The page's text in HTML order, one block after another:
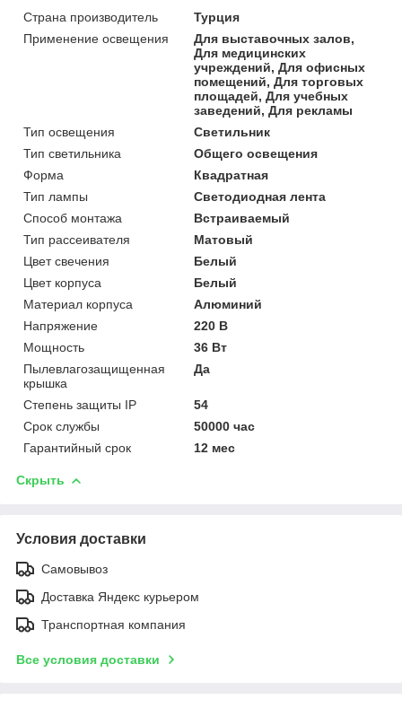
Страна производитель
Турция
Применение освещения
Для выставочных залов,
Для медицинских
учреждений, Для офисных
помещений, Для торговых
площадей, Для учебных
заведений, Для рекламы
Тип освещения
Светильник
Тип светильника
Общего освещения
Форма
Квадратная
Тип лампы
Светодиодная лента
Способ монтажа
Встраиваемый
Тип рассеивателя
Матовый
Цвет свечения
Белый
Цвет корпуса
Белый
Материал корпуса
Алюминий
Напряжение
220 В
Мощность
36 Вт
Пылевлагозащищенная
крышка
Да
Степень защиты IP
54
Срок службы
50000 час
Гарантийный срок
12 мес
Скрыть
Условия доставки
Самовывоз
Доставка Яндекс курьером
Транспортная компания
Все условия доставки